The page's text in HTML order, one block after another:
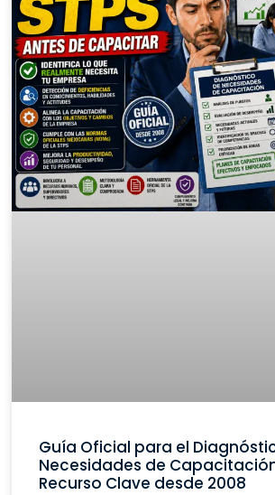
Guía Oficial para el
Necesidades de
Recurso Clave desde 2008